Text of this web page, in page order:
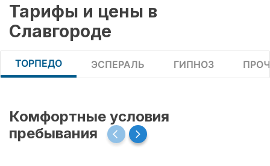
Тарифы и цены в
Славгороде
ТОРПЕДО ЭСПЕРАЛЬ ГИПНОЗ
Комфортные условия
пребывания